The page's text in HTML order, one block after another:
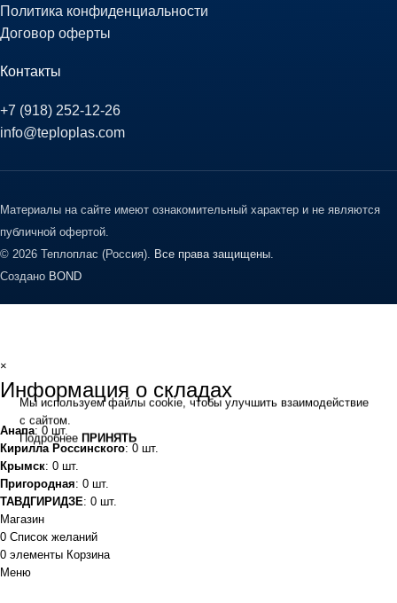
Политика конфиденциальности
Договор оферты
Контакты
+7 (918) 252-12-26
info@teploplas.com
Материалы на сайте имеют ознакомительный характер и не являются
публичной офертой.
© 2026 Теплоплас (Россия). Все права защищены.
Создано BOND
Мы используем файлы cookie, чтобы улучшить взаимодействие
с сайтом.
Подробнее ПРИНЯТЬ
×
Информация о складах
Анапа: 0 шт.
Кирилла Россинского: 0 шт.
Крымск: 0 шт.
Пригородная: 0 шт.
ТАВДГИРИДЗЕ: 0 шт.
Магазин
0 Список желаний
0 элементы Корзина
Меню